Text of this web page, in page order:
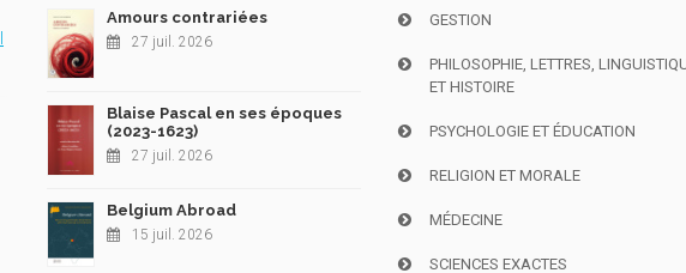
Amours contrariées
27 juil. 2026
Blaise Pascal en ses époques
(2023-1623)
27 juil. 2026
Belgium Abroad
15 juil. 2026
GESTION
PHILOSOPHIE, LETTRES,
ET HISTOIRE
PSYCHOLOGIE ET ÉDUCATION
RELIGION ET MORALE
MÉDECINE
SCIENCES EXACTES